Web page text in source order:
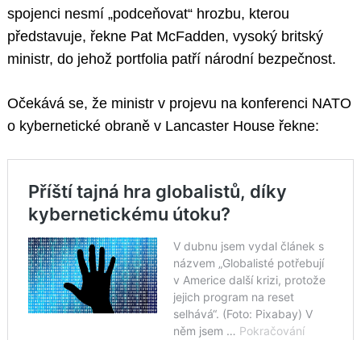
spojenci nesmí „podceňovat“ hrozbu, kterou
představuje, řekne Pat McFadden, vysoký britský
ministr, do jehož portfolia patří národní bezpečnost.
Očekává se, že ministr v projevu na konferenci NATO
o kybernetické obraně v Lancaster House řekne: